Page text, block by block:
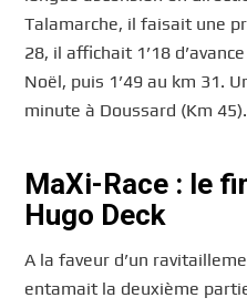
Talamarche, il faisait une
28, il affichait 1’18
Noël, puis 1’49 au km 31.
minute à Doussard (Km 45).
MaXi-Race : le
Hugo Deck
A la faveur d’un
entamait la deuxième